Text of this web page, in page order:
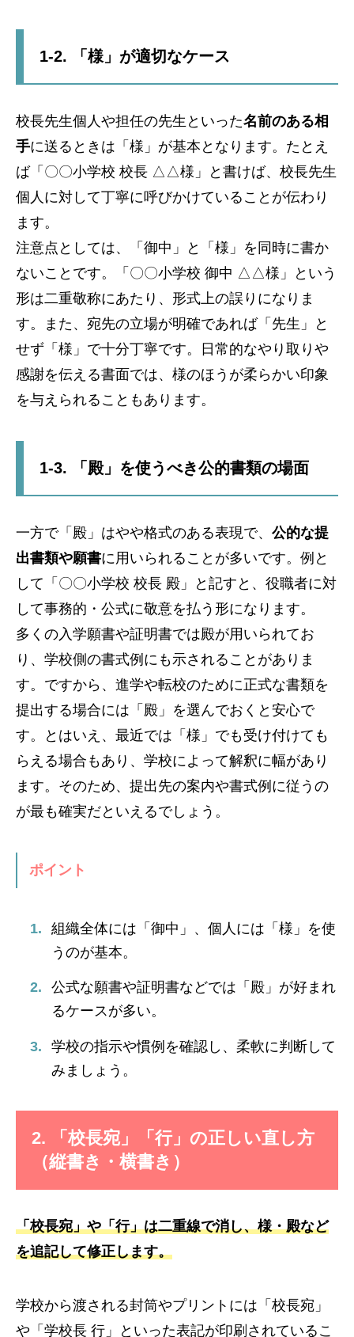
1-2. 「様」が適切なケース
校長先生個人や担任の先生といった名前のある相
手に送るときは「様」が基本となります。たとえ
ば「〇〇小学校 校長 △△様」と書けば、校長先生
個人に対して丁寧に呼びかけていることが伝わり
ます。
注意点としては、「御中」と「様」を同時に書か
ないことです。「〇〇小学校 御中 △△様」という
形は二重敬称にあたり、形式上の誤りになりま
す。また、宛先の立場が明確であれば「先生」と
せず「様」で十分丁寧です。日常的なやり取りや
感謝を伝える書面では、様のほうが柔らかい印象
を与えられることもあります。
1-3. 「殿」を使うべき公的書類の場面
一方で「殿」はやや格式のある表現で、 公的な提
出書類や願書に用いられることが多いです。例と
して「〇〇小学校 校長 殿」と記すと、役職者に対
して事務的・公式に敬意を払う形になります。
多くの入学願書や証明書では殿が用いられてお
り、学校側の書式例にも示されることがありま
す。ですから、進学や転校のために正式な書類を
提出する場合には「殿」を選んでおくと安心で
す。とはいえ、最近では「様」でも受け付けても
らえる場合もあり、学校によって解釈に幅があり
ます。そのため、提出先の案内や書式例に従うの
が最も確実だといえるでしょう。
ポイント
組織全体には「御中」、個人には「様」を使
うのが基本。
公式な願書や証明書などでは「殿」が好まれ
るケースが多い。
学校の指示や慣例を確認し、柔軟に判断して
みましょう。
2. 「校長宛」「行」の正しい直し方
（縦書き・横書き）
「校長宛」や「行」は二重線で消し、様・殿など
を追記して修正します。
学校から渡される封筒やプリントには「校長宛」
や「学校長 行」といった表記が印刷されているこ